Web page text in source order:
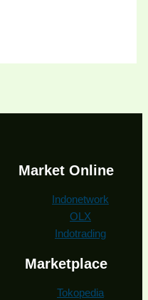
Market Online
Indonetwork
OLX
Indotrading
Marketplace
Tokopedia